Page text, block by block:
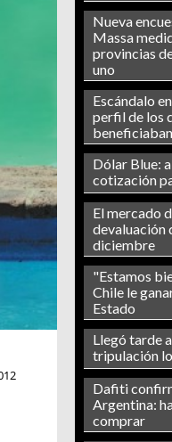
Nueva
Massa
provincias
uno
Escándalo
perfil de los
Dólar Blue:
cotización
El mercado
devaluación
diciembre
"Estamos
Chile le
Estado
Llegó tarde
tripulación
Dafiti
Argentina:
comprar